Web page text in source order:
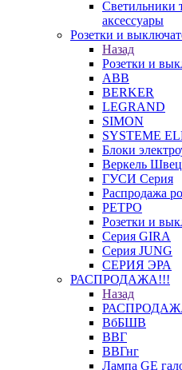
Светильники
аксессуары
Розетки и
Назад
Розетки и
ABB
BERKER
LEGRAND
SIMON
SYSTEME
Блоки
Веркель
ГУСИ Серия
Распродажа
РЕТРО
Розетки и
Серия GIRA
Серия JUNG
СЕРИЯ ЭРА
РАСПРОДАЖА!!!
Назад
ВбБШВ
ВВГ
ВВГнг
Лампа GE